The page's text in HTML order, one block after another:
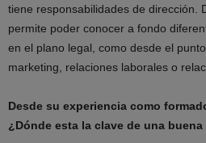
tiene responsabilidades de dirección.
permite poder conocer a fondo
en el plano legal, como desde el
marketing, relaciones laborales o
Desde su experiencia como
¿Dónde esta la clave de una